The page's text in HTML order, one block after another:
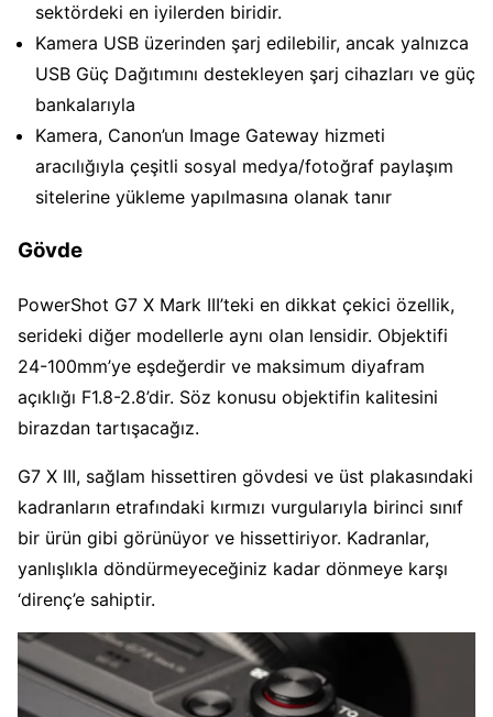
sektördeki en iyilerden biridir.
Kamera USB üzerinden şarj edilebilir, ancak yalnızca
USB Güç Dağıtımını destekleyen şarj cihazları ve güç
bankalarıyla
Kamera, Canon’un Image Gateway hizmeti
aracılığıyla çeşitli sosyal medya/fotoğraf paylaşım
sitelerine yükleme yapılmasına olanak tanır
Gövde
PowerShot G7 X Mark III’teki en dikkat çekici özellik,
serideki diğer modellerle aynı olan lensidir. Objektifi
24-100mm’ye eşdeğerdir ve maksimum diyafram
açıklığı F1.8-2.8’dir. Söz konusu objektifin kalitesini
birazdan tartışacağız.
G7 X III, sağlam hissettiren gövdesi ve üst plakasındaki
kadranların etrafındaki kırmızı vurgularıyla birinci sınıf
bir ürün gibi görünüyor ve hissettiriyor. Kadranlar,
yanlışlıkla döndürmeyeceğiniz kadar dönmeye karşı
‘direnç’e sahiptir.